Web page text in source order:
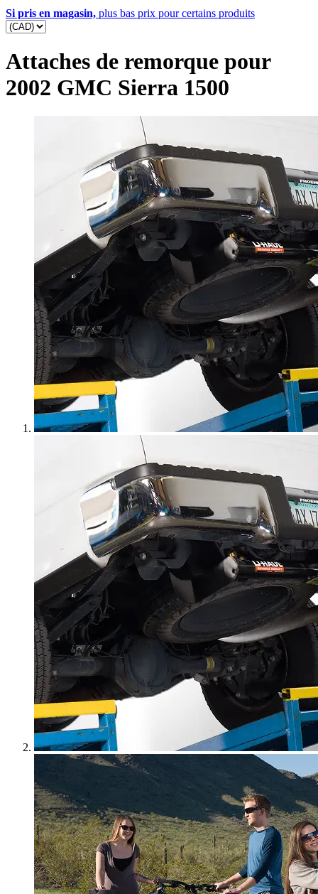
Si pris en magasin, plus bas prix pour certains produits
Attaches de remorque pour
2002 GMC Sierra 1500